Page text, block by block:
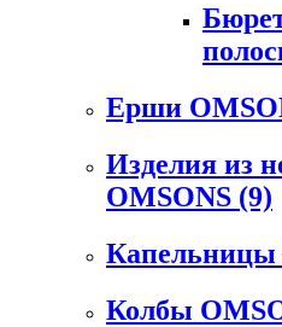
Ерши
Изделия из
OMSONS (9)
Капельницы
Колбы